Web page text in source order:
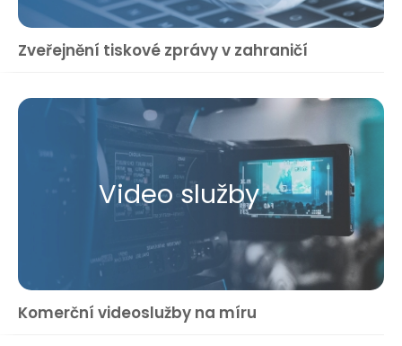
Zveřejnění tiskové zprávy v zahraničí
Video služby
Komerční videoslužby na míru